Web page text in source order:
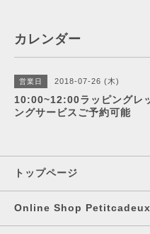
カレンダー
営業日 2018-07-26 (木)
10:00~12:00ラッピングレ
ングサービスご予約可能
トップページ
Online Shop